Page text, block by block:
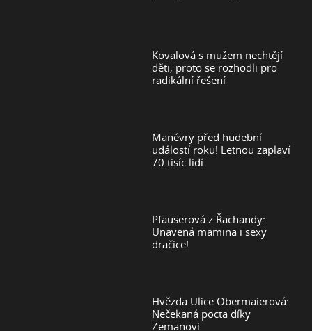
Kovalová s mužem nechtějí
děti, proto se rozhodli pro
radikální řešení
Manévry před hudební
událostí roku! Letnou zaplaví
70 tisíc lidí
Pfauserová z Řachandy:
Unavená mamina i sexy
dračice!
Hvězda Ulice Obermaierová:
Nečekaná pocta díky
Zemanovi